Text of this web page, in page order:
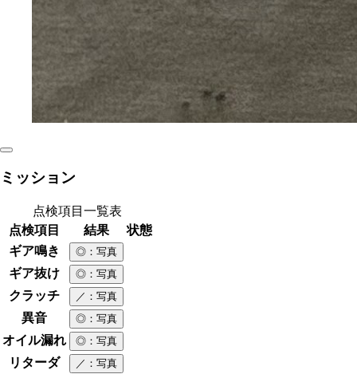
ミッション
点検項目一覧表
点検項目
結果
状態
ギア鳴き
◎ ：写真
ギア抜け ◎ ：写真
クラッチ ／ ：写真
異音 ◎ ：写真
オイル漏れ ◎ ：写真
リターダ ／ ：写真